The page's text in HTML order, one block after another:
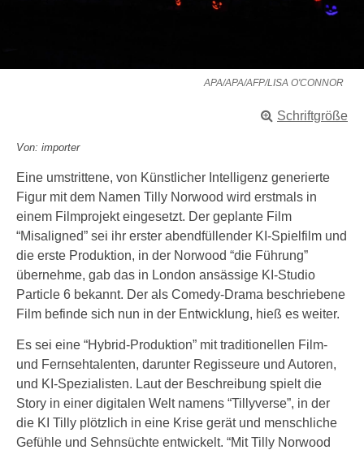
APA/APA/AFP/LISA O'CONNOR
Schriftgröße
Von: importer
Eine umstrittene, von Künstlicher Intelligenz generierte
Figur mit dem Namen Tilly Norwood wird erstmals in
einem Filmprojekt eingesetzt. Der geplante Film
“Misaligned” sei ihr erster abendfüllender KI-Spielfilm und
die erste Produktion, in der Norwood “die Führung”
übernehme, gab das in London ansässige KI-Studio
Particle 6 bekannt. Der als Comedy-Drama beschriebene
Film befinde sich nun in der Entwicklung, hieß es weiter.
Es sei eine “Hybrid-Produktion” mit traditionellen Film-
und Fernsehtalenten, darunter Regisseure und Autoren,
und KI-Spezialisten. Laut der Beschreibung spielt die
Story in einer digitalen Welt namens “Tillyverse”, in der
die KI Tilly plötzlich in eine Krise gerät und menschliche
Gefühle und Sehnsüchte entwickelt. “Mit Tilly Norwood